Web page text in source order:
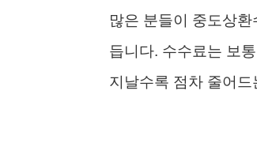
많은 분들이 중도상
듭니다. 수수료는 보
지날수록 점차 줄어드